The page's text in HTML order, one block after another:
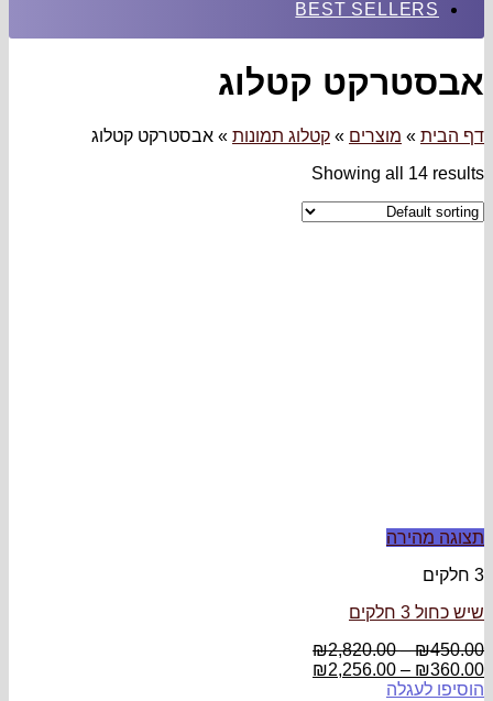
BEST SELLERS
אבסטרקט קטלוג
דף הבית » מוצרים » קטלוג תמונות » אבסטרקט קטלוג
Showing all 14 results
תצוגה מהירה
3 חלקים
שיש כחול 3 חלקים
₪450.00
–
₪2,820.00
₪360.00
–
₪2,256.00
הוסיפו לעגלה